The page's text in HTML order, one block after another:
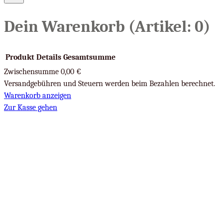
Dein Warenkorb (Artikel: 0)
Produkte
im
Produkt Details Gesamtsumme
Zwischensumme 0,00 €
Versandgebühren und Steuern werden beim Bezahlen berechnet.
Warenkorb anzeigen
Zur Kasse gehen